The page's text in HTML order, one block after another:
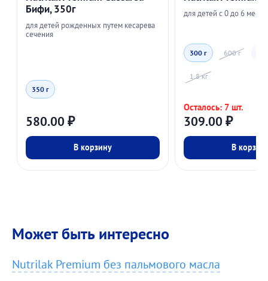
Бифи, 350г
для детей рожденных путем кесарева
сечения
350 г
580.00₽
В корзину
для детей с 0 до 6
300 г 600 г
1.8 кг
309.00₽
Осталось: 7 шт.
В
Может быть интересно
Nutrilak Premium без пальмового масла